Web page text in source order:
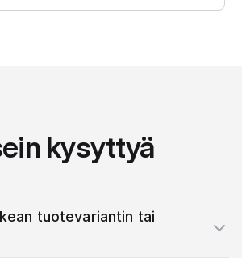
kysyttyä
tuotevariantin tai